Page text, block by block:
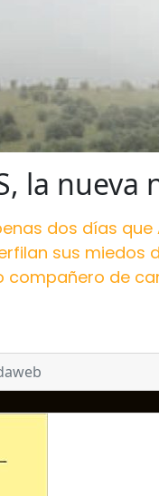
la
dos días
sus miedos
compañero de